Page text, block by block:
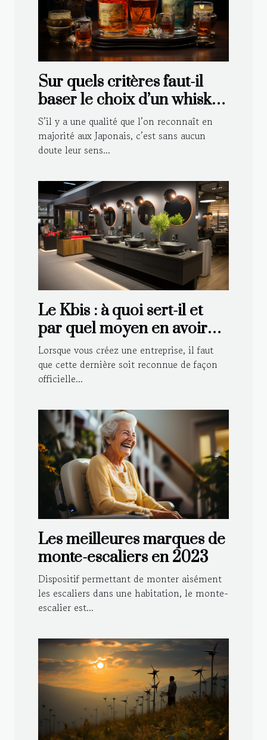
Sur quels critères faut-il
baser le choix d’un whisky
japonais ?
S’il y a une qualité que l’on reconnaît en
majorité aux Japonais, c’est sans aucun
doute leur sens...
Le Kbis : à quoi sert-il et
par quel moyen en avoir
pour sa société ?
Lorsque vous créez une entreprise, il faut
que cette dernière soit reconnue de façon
officielle...
Les meilleures marques de
monte-escaliers en 2023
Dispositif permettant de monter aisément
les escaliers dans une habitation, le monte-
escalier est...